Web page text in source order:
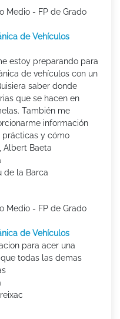
Medio - FP de Grado
de Vehículos
estoy preparando para
de vehículos con un
saber donde
que se hacen en
También me
información
prácticas y cómo
Albert Baeta
de la Barca
Medio - FP de Grado
de Vehículos
para acer una
todas las demas